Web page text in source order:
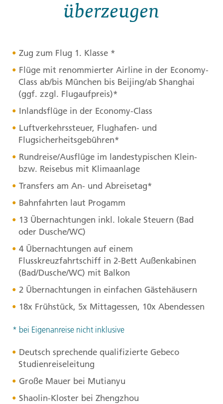
überzeugen
Zug zum Flug 1. Klasse *
Flüge mit renommierter Airline in der Economy-
Class ab/bis München bis Beijing/ab Shanghai
(ggf. zzgl. Flugaufpreis)*
Inlandsflüge in der Economy-Class
Luftverkehrssteuer, Flughafen- und
Flugsicherheitsgebühren*
Rundreise/Ausflüge im landestypischen Klein-
bzw. Reisebus mit Klimaanlage
Transfers am An- und Abreisetag*
Bahnfahrten laut Progamm
13 Übernachtungen inkl. lokale Steuern (Bad
oder Dusche/WC)
4 Übernachtungen auf einem
Flusskreuzfahrtschiff in 2-Bett Außenkabinen
(Bad/Dusche/WC) mit Balkon
2 Übernachtungen in einfachen Gästehäusern
18x Frühstück, 5x Mittagessen, 10x Abendessen
* bei Eigenanreise nicht inklusive
Deutsch sprechende qualifizierte Gebeco
Studienreiseleitung
Große Mauer bei Mutianyu
Shaolin-Kloster bei Zhengzhou